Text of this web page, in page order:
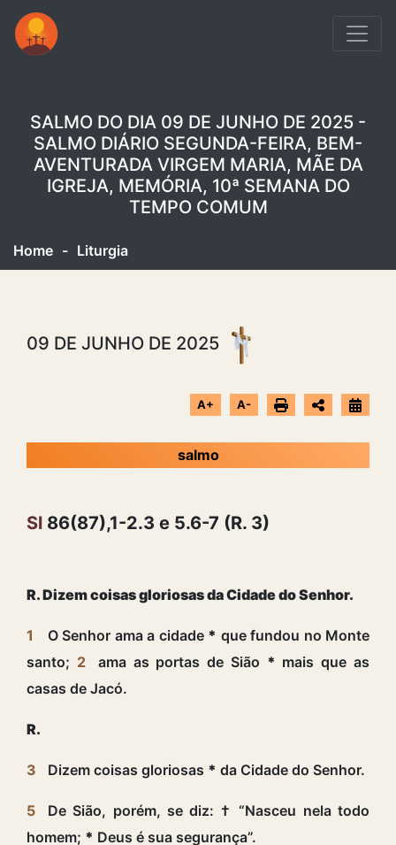
SALMO DO DIA 09 DE JUNHO DE 2025 -
SALMO DIÁRIO SEGUNDA-FEIRA, BEM-
AVENTURADA VIRGEM MARIA, MÃE DA
IGREJA, MEMÓRIA, 10ª SEMANA DO
TEMPO COMUM
Home - Liturgia
09 DE JUNHO DE 2025
A+ A-
salmo
Sl 86(87),1-2.3 e 5.6-7 (R. 3)
R. Dizem coisas gloriosas da Cidade do Senhor.
1 O Senhor ama a cidade * que fundou no Monte
santo; 2 ama as portas de Sião * mais que as
casas de Jacó.
R.
3 Dizem coisas gloriosas * da Cidade do Senhor.
5
De Sião, porém, se diz: † “Nasceu nela todo
homem; * Deus é sua segurança”.